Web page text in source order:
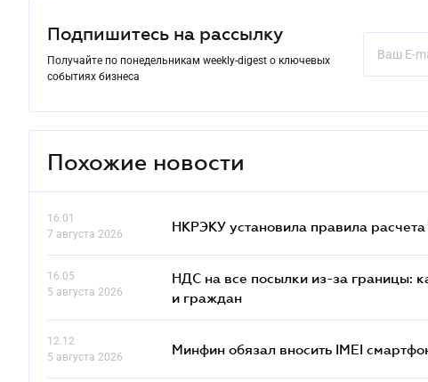
Подпишитесь на рассылку
Получайте по понедельникам weekly-digest о ключевых
событиях бизнеса
Похожие новости
16.01
7 августа 2026
НКРЭКУ установила правила
16.05
5 августа 2026
НДС на все посылки из-за границы:
и граждан
12.12
5 августа 2026
Минфин обязал вносить IMEI